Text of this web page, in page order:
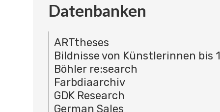
Datenbanken
ARTtheses
Bildnisse von Künstlerinnen bis
Böhler re:search
Farbdiaarchiv
GDK Research
German Sales